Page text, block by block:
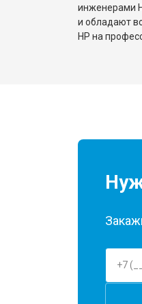
инженерами
и обладают
HP на